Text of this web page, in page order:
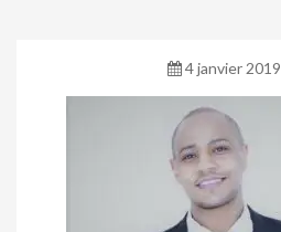
4 janvier 2019